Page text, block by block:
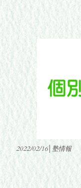
2022/02/16│塾情報